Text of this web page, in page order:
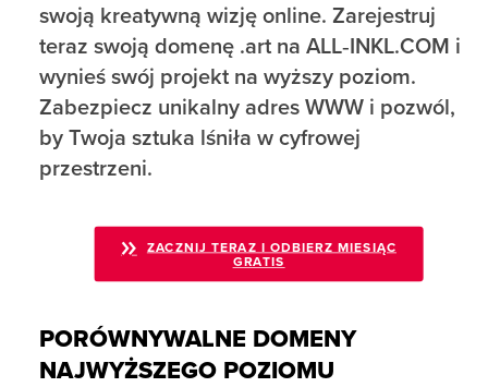
swoją kreatywną wizję online. Zarejestruj
teraz swoją domenę .art na ALL‑INKL.COM i
wynieś swój projekt na wyższy poziom.
Zabezpiecz unikalny adres WWW i pozwól,
by Twoja sztuka lśniła w cyfrowej
przestrzeni.
ZACZNIJ TERAZ I ODBIERZ MIESIĄC
GRATIS
PORÓWNYWALNE DOMENY
NAJWYŻSZEGO POZIOMU